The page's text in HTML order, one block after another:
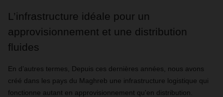
L’infrastructure idéale pour un
approvisionnement et une distribution
fluides
En d’autres termes, Depuis ces dernières années, nous avons
créé dans les pays du Maghreb une infrastructure logistique qui
fonctionne autant en approvisionnement qu'en distribution.